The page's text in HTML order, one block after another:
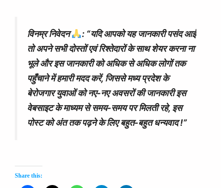
विनम्र निवेदन : “यदि आपको यह जानकारी पसंद आई
तो अपने सभी दोस्तों एवं रिश्तेदारों के साथ शेयर करना ना
भूले और इस जानकारी को अधिक से अधिक लोगों तक
पहुँचाने में हमारी मदद करें, जिससे मध्य प्रदेश के
बेरोजगार युवाओं को नए-नए अवसरों की जानकारी इस
वेबसाइट के माध्यम से समय-समय पर मिलती रहे, इस
पोस्ट को अंत तक पढ़ने के लिए बहुत-बहुत धन्यवाद !”
Share this: